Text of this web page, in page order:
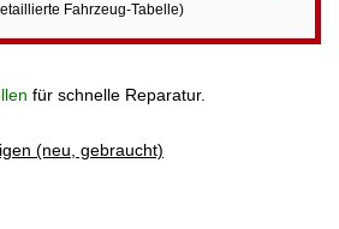
Fahrzeug-Tabelle)
für schnelle Reparatur.
(neu, gebraucht)